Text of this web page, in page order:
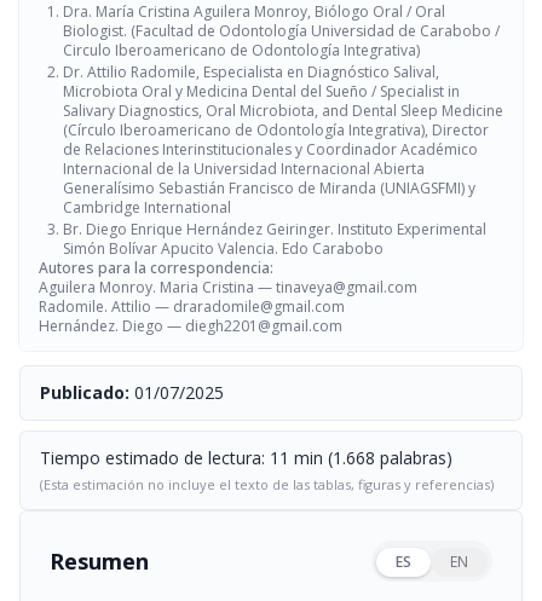
Dra. María Cristina Aguilera Monroy, Biólogo Oral / Oral
Biologist. (Facultad de Odontología Universidad de Carabobo /
Circulo Iberoamericano de Odontología Integrativa)
Dr. Attilio Radomile, Especialista en Diagnóstico Salival,
Microbiota Oral y Medicina Dental del Sueño / Specialist in
Salivary Diagnostics, Oral Microbiota, and Dental Sleep Medicine
(Círculo Iberoamericano de Odontología Integrativa), Director
de Relaciones Interinstitucionales y Coordinador Académico
Internacional de la Universidad Internacional Abierta
Generalísimo Sebastián Francisco de Miranda (UNIAGSFMI) y
Cambridge International
Br. Diego Enrique Hernández Geiringer. Instituto Experimental
Simón Bolívar Apucito Valencia. Edo Carabobo
Autores para la correspondencia:
Aguilera Monroy. Maria Cristina —tinaveya@gmail.com
Radomile. Attilio — draradomile@gmail.com
Hernández. Diego — diegh2201@gmail.com
Publicado: 01/07/2025
Tiempo estimado de lectura: 11 min (1.668 palabras)
(Esta estimación no incluye el texto de las tablas, figuras y referencias)
Resumen ES EN